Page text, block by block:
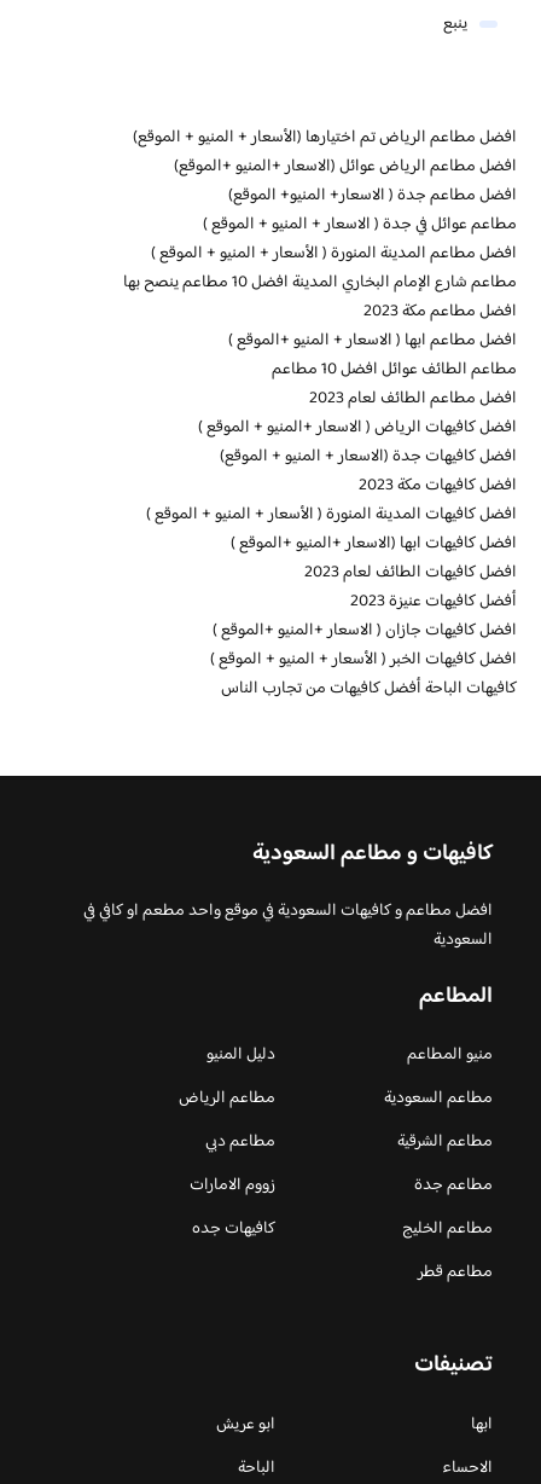
ينبع
افضل مطاعم الرياض تم اختيارها (الأسعار + المنيو + الموقع)
افضل مطاعم الرياض عوائل (الاسعار +المنيو +الموقع)
افضل مطاعم جدة ( الاسعار+ المنيو+ الموقع)
مطاعم عوائل في جدة ( الاسعار + المنيو + الموقع )
افضل مطاعم المدينة المنورة ( الأسعار + المنيو + الموقع )
مطاعم شارع الإمام البخاري المدينة افضل 10 مطاعم ينصح بها
افضل مطاعم مكة 2023
افضل مطاعم ابها ( الاسعار + المنيو +الموقع )
مطاعم الطائف عوائل افضل 10 مطاعم
افضل مطاعم الطائف لعام 2023
افضل كافيهات الرياض ( الاسعار +المنيو + الموقع )
افضل كافيهات جدة (الاسعار + المنيو + الموقع)
افضل كافيهات مكة 2023
افضل كافيهات المدينة المنورة ( الأسعار + المنيو + الموقع )
افضل كافيهات ابها (الاسعار +المنيو +الموقع )
افضل كافيهات الطائف لعام 2023
أفضل كافيهات عنيزة 2023
افضل كافيهات جازان ( الاسعار +المنيو +الموقع )
افضل كافيهات الخبر ( الأسعار + المنيو + الموقع )
كافيهات الباحة أفضل كافيهات من تجارب الناس
كافيهات و مطاعم السعودية
افضل مطاعم و كافيهات السعودية في موقع واحد مطعم او كافي في
السعودية
المطاعم
منيو المطاعم
دليل المنيو
مطاعم السعودية
مطاعم الرياض
مطاعم الشرقية
مطاعم دبي
مطاعم جدة
زووم الامارات
مطاعم الخليج
كافيهات جده
مطاعم قطر
تصنيفات
ابها
ابو عريش
الاحساء
الباحة